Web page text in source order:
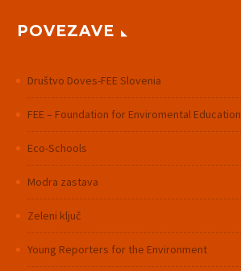
POVEZAVE
Društvo Doves-FEE Slovenia
FEE – Foundation for Enviromental Education
Eco-Schools
Modra zastava
Zeleni ključ
Young Reporters for the Environment